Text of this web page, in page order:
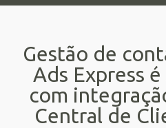
Gestão de
Ads Express
com
Central de